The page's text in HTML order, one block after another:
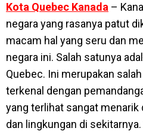
Kota Quebec Kanada –
negara yang rasanya patut
macam hal yang seru dan
negara ini. Salah satunya
Quebec. Ini merupakan
terkenal dengan
yang terlihat sangat menarik
dan lingkungan di